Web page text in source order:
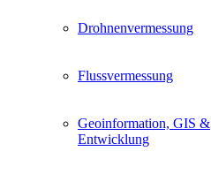
Drohnenvermessung
Flussvermessung
Geoinformation, GIS &
Entwicklung